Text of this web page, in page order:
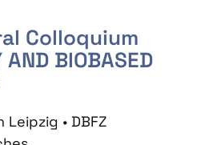
Colloquium
AND BIOBASED
Leipzig • DBFZ